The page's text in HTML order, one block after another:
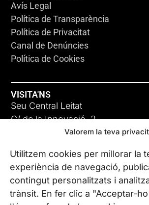
Valorem la teva
Utilitzem cookies per millorar la
experiència de navegació,
contingut personalitzats i
trànsit. En fer clic a "Acceptar-
Avís Legal
Política de Transparència
Política de Privacitat
Canal de Denúncies
Política de Cookies
VISITA'NS
Seu Central Leitat
C/ de la Innovació, 2
08225 Terrassa, (Barcelona)
Coneix les nostres seus
CONTACTA’NS
Tel. (+34) 937 882 300